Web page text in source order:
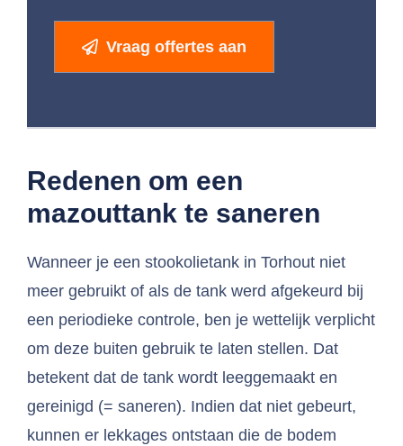
Vraag offertes aan
Redenen om een
mazouttank te saneren
Wanneer je een stookolietank in Torhout niet
meer gebruikt of als de tank werd afgekeurd bij
een periodieke controle, ben je wettelijk verplicht
om deze buiten gebruik te laten stellen. Dat
betekent dat de tank wordt leeggemaakt en
gereinigd (= saneren). Indien dat niet gebeurt,
kunnen er lekkages ontstaan die de bodem